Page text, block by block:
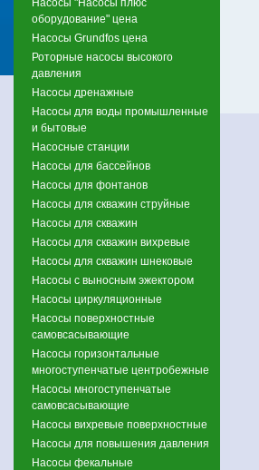
оборудование" цена
Насосы Grundfos цена
Роторные насосы высокого
давления
Насосы дренажные
Насосы для воды промышленные
и бытовые
Насосные станции
Насосы для бассейнов
Насосы для фонтанов
Насосы для скважин струйные
Насосы для скважин
Насосы для скважин вихревые
Насосы для скважин шнековые
Насосы с выносным эжектором
Насосы циркуляционные
Насосы поверхностные
самовсасывающие
Насосы горизонтальные
многоступенчатые центробежные
Насосы многоступенчатые
самовсасывающие
Насосы вихревые поверхностные
Насосы для повышения давления
Насосы фекальные